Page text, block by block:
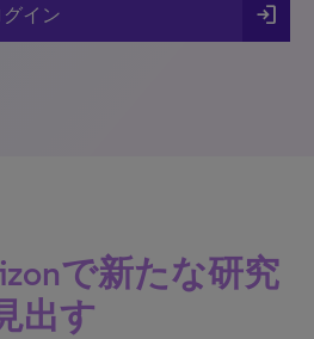
グイン login
で新たな研究
出す